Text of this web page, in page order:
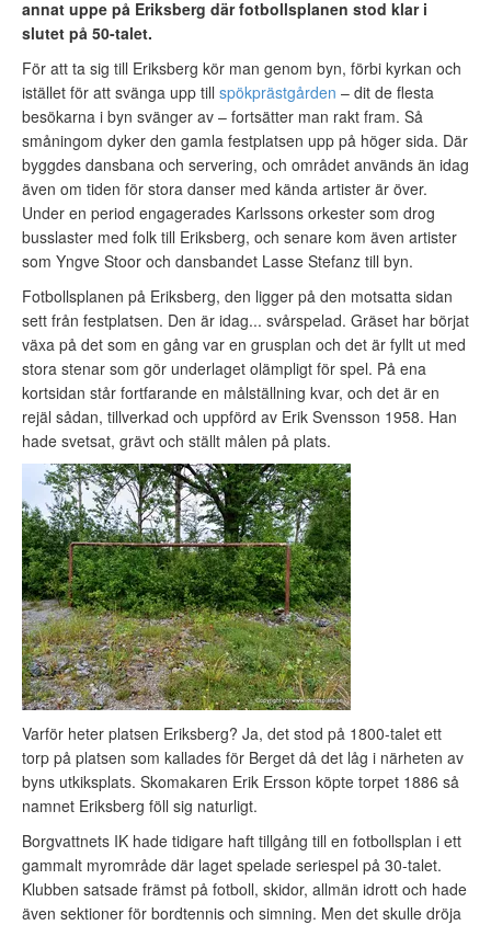
annat uppe på Eriksberg där fotbollsplanen stod klar i
slutet på 50-talet.
För att ta sig till Eriksberg kör man genom byn, förbi kyrkan och
istället för att svänga upp till spökprästgården – dit de flesta
besökarna i byn svänger av – fortsätter man rakt fram. Så
småningom dyker den gamla festplatsen upp på höger sida. Där
byggdes dansbana och servering, och området används än idag
även om tiden för stora danser med kända artister är över.
Under en period engagerades Karlssons orkester som drog
busslaster med folk till Eriksberg, och senare kom även artister
som Yngve Stoor och dansbandet Lasse Stefanz till byn.
Fotbollsplanen på Eriksberg, den ligger på den motsatta sidan
sett från festplatsen. Den är idag... svårspelad. Gräset har börjat
växa på det som en gång var en grusplan och det är fyllt ut med
stora stenar som gör underlaget olämpligt för spel. På ena
kortsidan står fortfarande en målställning kvar, och det är en
rejäl sådan, tillverkad och uppförd av Erik Svensson 1958. Han
hade svetsat, grävt och ställt målen på plats.
Varför heter platsen Eriksberg? Ja, det stod på 1800-talet ett
torp på platsen som kallades för Berget då det låg i närheten av
byns utkiksplats. Skomakaren Erik Ersson köpte torpet 1886 så
namnet Eriksberg föll sig naturligt.
Borgvattnets IK hade tidigare haft tillgång till en fotbollsplan i ett
gammalt myrområde där laget spelade seriespel på 30-talet.
Klubben satsade främst på fotboll, skidor, allmän idrott och hade
även sektioner för bordtennis och simning. Men det skulle dröja